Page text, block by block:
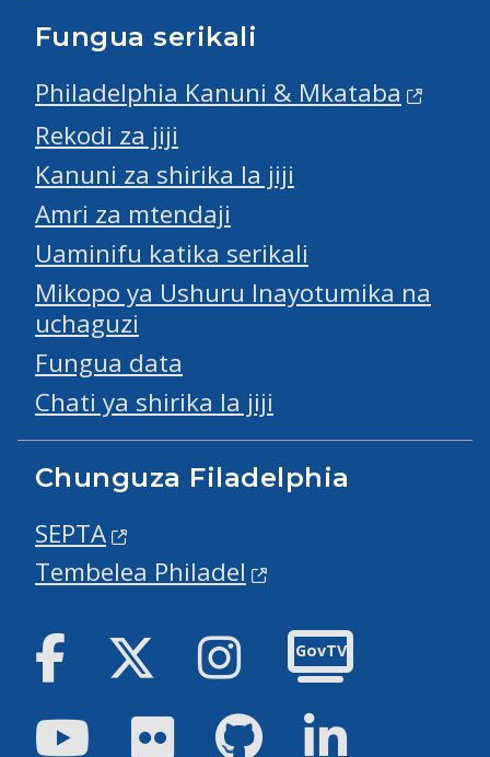
Fungua serikali
Philadelphia Kanuni & Mkataba
Rekodi za jiji
Kanuni za shirika la jiji
Amri za mtendaji
Uaminifu katika serikali
Mikopo ya Ushuru Inayotumika na
uchaguzi
Fungua data
Chati ya shirika la jiji
Chunguza Filadelphia
SEPTA
Tembelea Philadel
Facebook Twitter Instagram
GovTV
YoutubeFlickr GitHub